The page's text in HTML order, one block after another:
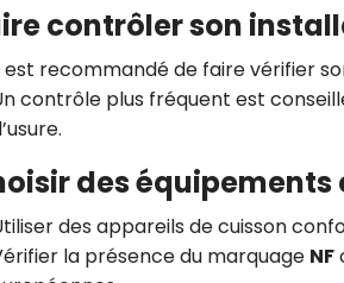
contrôler son
est recommandé de faire vérifier
contrôle plus fréquent est
des
des appareils de cuisson
la présence du marquage NF